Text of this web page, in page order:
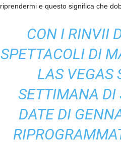
riprendermi e questo significa che
CON I RINVII
SPETTACOLI DI
LAS VEGAS
SETTIMANA DI
DATE DI